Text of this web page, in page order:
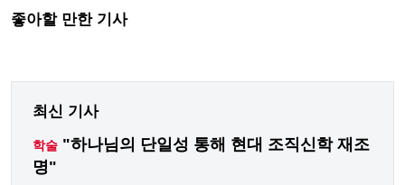
좋아할 만한 기사
최신 기사
학술 "하나님의 단일성 통해 현대 조직신학 재조
명"